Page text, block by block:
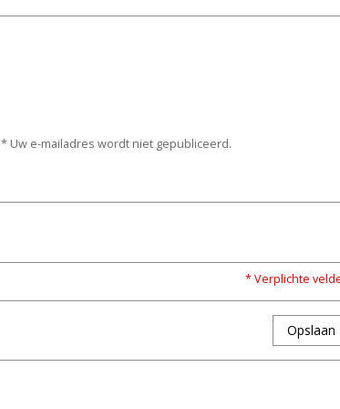
* Uw e-mailadres wordt niet gepubliceerd.
* Verplichte
Opslaan